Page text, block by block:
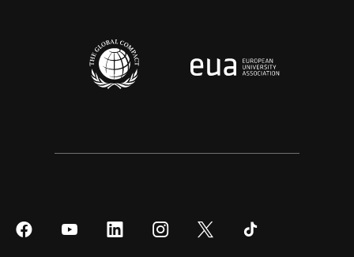
SíguenosSíguenos
SíguenosSíguenos
Síguenos